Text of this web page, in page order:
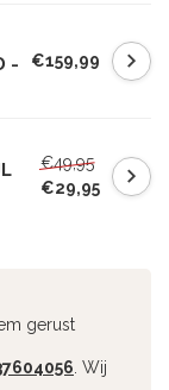
-
€159,99
€49,95
€29,95
gerust
. Wij